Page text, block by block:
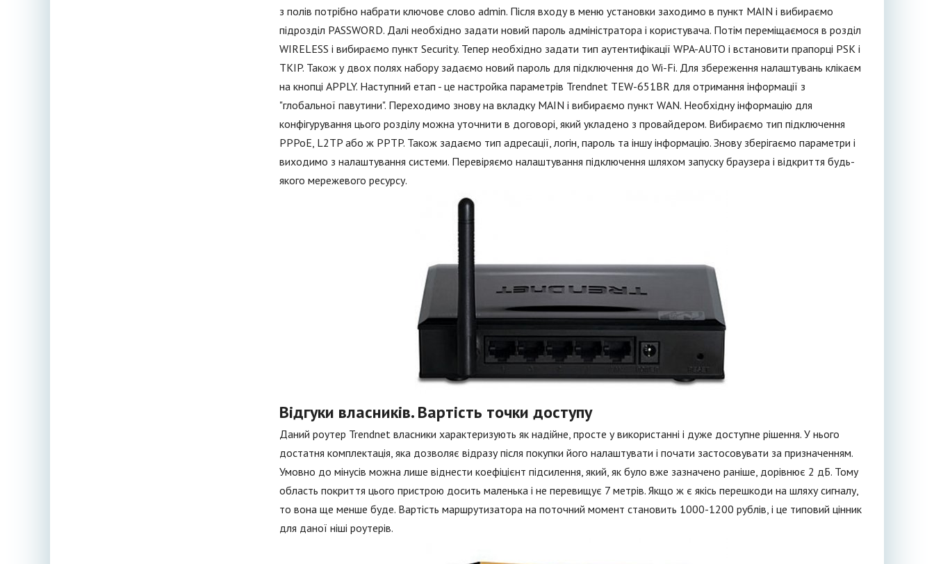
з полів потрібно набрати ключове слово admin. Після входу в меню установки заходимо в пункт MAIN і вибираємо
підрозділ PASSWORD. Далі необхідно задати новий пароль адміністратора і користувача. Потім переміщаємося в розділ
WIRELESS і вибираємо пункт Security. Тепер необхідно задати тип аутентифікації WPA-AUTO і встановити прапорці PSK і
TKIP. Також у двох полях набору задаємо новий пароль для підключення до Wi-Fi. Для збереження налаштувань клікаєм
на кнопці APPLY. Наступний етап - це настройка параметрів Trendnet TEW-651BR для отримання інформації з
"глобальної павутини". Переходимо знову на вкладку MAIN і вибираємо пункт WAN. Необхідну інформацію для
конфігурування цього розділу можна уточнити в договорі, який укладено з провайдером. Вибираємо тип підключення
PPPoE, L2TP або ж PPTP. Також задаємо тип адресації, логін, пароль та іншу інформацію. Знову зберігаємо параметри і
виходимо з налаштування системи. Перевіряємо налаштування підключення шляхом запуску браузера і відкриття будь-
якого мережевого ресурсу.
Відгуки власників. Вартість точки доступу
Даний роутер Trendnet власники характеризують як надійне, просте у використанні і дуже доступне рішення. У нього
достатня комплектація, яка дозволяє відразу після покупки його налаштувати і почати застосовувати за призначенням.
Умовно до мінусів можна лише віднести коефіцієнт підсилення, який, як було вже зазначено раніше, дорівнює 2 дБ. Тому
область покриття цього пристрою досить маленька і не перевищує 7 метрів. Якщо ж є якісь перешкоди на шляху сигналу,
то вона ще менше буде. Вартість маршрутизатора на поточний момент становить 1000-1200 рублів, і це типовий цінник
для даної ніші роутерів.